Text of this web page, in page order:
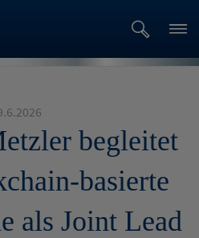
begleitet
basierte
als Joint Lead